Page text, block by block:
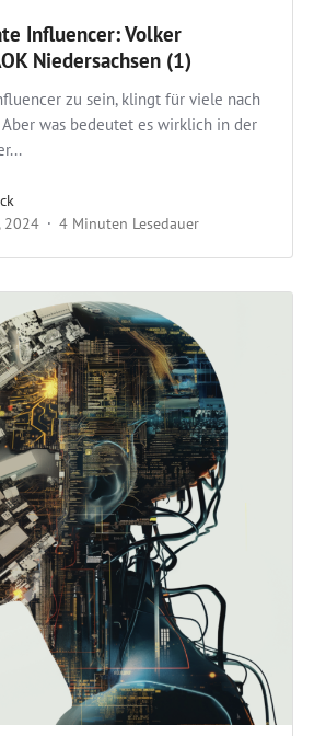
Influencer: Volker
Niedersachsen (1)
zu sein, klingt für viele nach
was bedeutet es wirklich in der
2024
4 Minuten Lesedauer